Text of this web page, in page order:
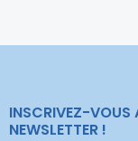
INSCRIVEZ-VOUS
NEWSLETTER !